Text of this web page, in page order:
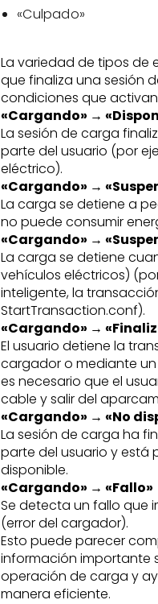
«Culpado»
La variedad de tipos de
que finaliza una sesión
condiciones que
«Cargando» →
La sesión de carga
parte del usuario (por
eléctrico).
«Cargando» →
La carga se detiene a
no puede consumir
«Cargando» →
La carga se detiene
vehículos eléctricos)
inteligente, la
StartTransaction.conf).
«Cargando» →
El usuario detiene la
cargador o mediante
es necesario que el
cable y salir del
«Cargando» → «No
La sesión de carga ha
parte del usuario y está
disponible.
«Cargando» → «Fallo»
Se detecta un fallo que
(error del cargador).
Esto puede parecer
información importante
operación de carga y
manera eficiente.